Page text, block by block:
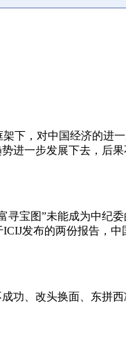
下，对中国经济的进
进一步发展下去，后果
寻宝图”未能成为中纪
发布的两份报告，中
功、改头换面、东拼